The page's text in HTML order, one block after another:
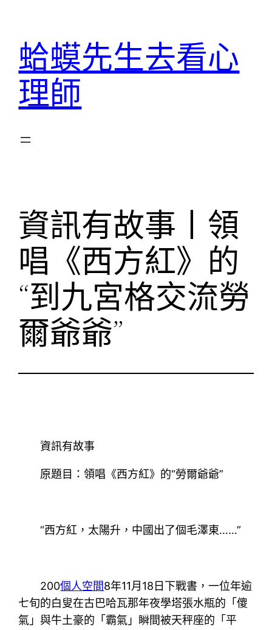
蛤蟆先生去看心
理師
資訊有故事丨領
唱《西方紅》的
“到九宮格交流勞
爾爺爺”
資訊有故事
原題目：領唱《西方紅》的“勞爾爺爺”
“西方紅，太陽升，中國出了個毛澤東……”
200個人空間8年11月18日下戰書，一位年逾
七旬的白叟在古巴哈瓦那年夜學塔張水瓶的「傻
氣」與牛土豪的「霸氣」瞬間被天秤座的「平